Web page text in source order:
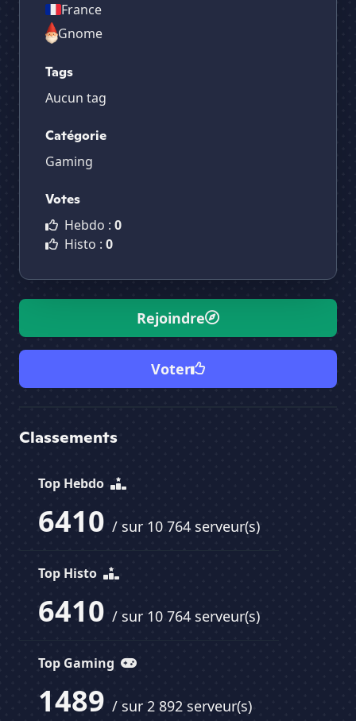
France
Gnome
Tags
Aucun tag
Catégorie
Gaming
Votes
Hebdo : 0
Histo : 0
Rejoindre
Voter
Classements
Top Hebdo
6410 / sur 10 764 serveur(s)
Top Histo
6410 / sur 10 764 serveur(s)
Top Gaming
1489 / sur 2 892 serveur(s)